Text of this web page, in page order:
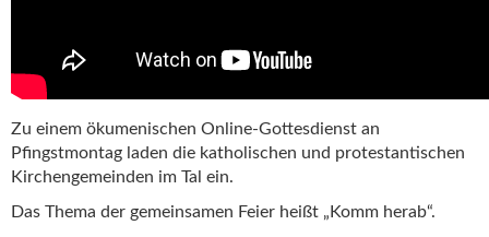
Zu einem ökumenischen Online-Gottesdienst an
Pfingstmontag laden die katholischen und protestantischen
Kirchengemeinden im Tal ein.
Das Thema der gemeinsamen Feier heißt „Komm herab“.